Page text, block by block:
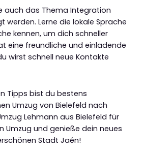
auch das Thema Integration
werden. Lerne die lokale Sprache
kennen, um dich schneller
eine freundliche und einladende
wirst schnell neue Kontakte
Tipps bist du bestens
Umzug von Bielefeld nach
Lehmann aus Bielefeld für
Umzug und genieße dein neues
Stadt Jaén!